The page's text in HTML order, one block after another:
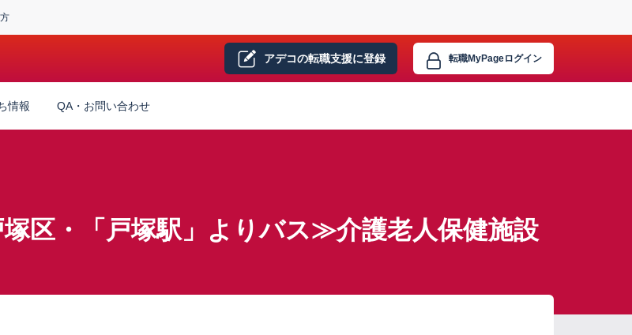
アデコの転職支援に登録 転職MyPageログイン
情報 QA・お問い合わせ
区・「戸塚駅」よりバス≫介護老人保健施設